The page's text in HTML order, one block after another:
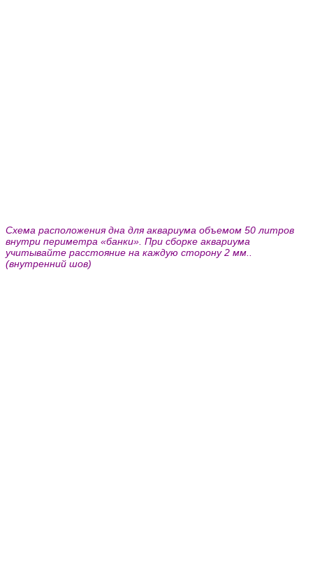
Схема расположения дна для аквариума объемом 50 литров
внутри периметра «банки». При сборке аквариума
учитывайте расстояние на каждую сторону 2 мм..
(внутренний шов)